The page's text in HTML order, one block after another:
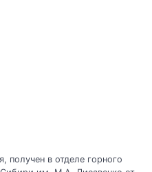
получен в отделе горного